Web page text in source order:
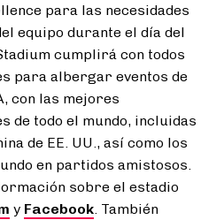
para las necesidades
equipo durante el día del
cumplirá con todos
para albergar eventos de
con las mejores
de todo el mundo, incluidas
de EE. UU., así como los
en partidos amistosos.
sobre el estadio
y Facebook. También